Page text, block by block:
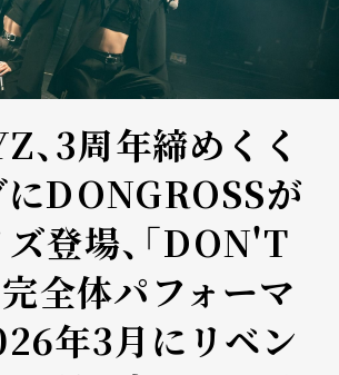
、3周年締めくく
にDONGROSSが
登場、「DON'T
全体パフォーマ
年3月にリベン